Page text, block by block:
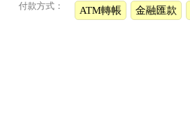
付款方式： ATM轉帳 金融匯款